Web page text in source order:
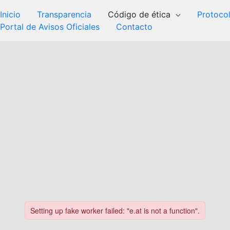
Inicio Transparencia Código de ética
Portal de Avisos Oficiales
Contacto